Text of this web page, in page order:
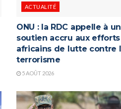
ACTUALITÉ
ONU : la RDC appelle à un
soutien accru aux efforts
africains de lutte contre
terrorisme
5 AOÛT 2026